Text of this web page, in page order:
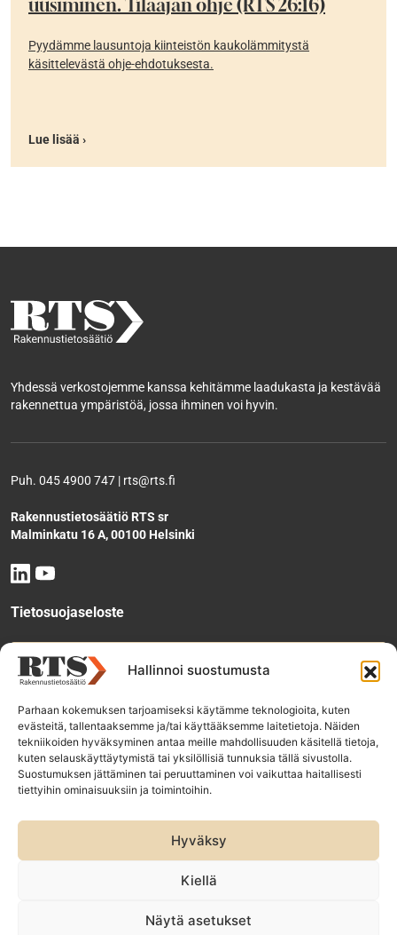
Hallinnoi suostumusta
Parhaan kokemuksen tarjoamiseksi käytämme teknologioita, kuten
evästeitä, tallentaaksemme ja/tai käyttääksemme laitetietoja. Näiden
tekniikoiden hyväksyminen antaa meille mahdollisuuden käsitellä tietoja,
kuten selauskäyttäytymistä tai yksilöllisiä tunnuksia tällä sivustolla.
Suostumuksen jättäminen tai peruuttaminen voi vaikuttaa haitallisesti
tiettyihin ominaisuuksiin ja toimintoihin.
Hyväksy
Kiellä
Näytä asetukset
uusiminen. Tilaajan ohje (RTS 26:16)
Pyydämme lausuntoja kiinteistön kaukolämmitystä
käsittelevästä ohje-ehdotuksesta.
Lue lisää ›
Yhdessä verkostojemme kanssa kehitämme laadukasta ja kestävää
rakennettua ympäristöä, jossa ihminen voi hyvin.
Puh. 045 4900 747 | rts@rts.fi
Rakennustietosäätiö RTS sr
Malminkatu 16 A, 00100 Helsinki
Tietosuojaseloste
Tee käyttölupahakemus
Tilaa uutiskirje